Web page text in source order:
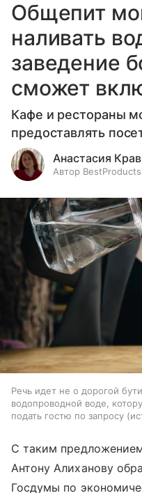
Общепит
наливать
заведение
сможет
Кафе и рестораны
предоставлять
Анастасия
Автор
Речь идет не о дорогой
водопроводной воде,
подать гостю по запросу
С таким
Антону Алиханову
Госдумы по